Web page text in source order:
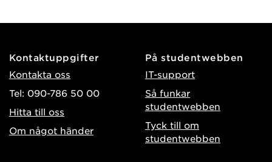
Kontaktuppgifter
Kontakta oss
Tel: 090-786 50 00
Hitta till oss
Om något händer
På studentwebben
IT-support
Så funkar
studentwebben
Tyck till om
studentwebben